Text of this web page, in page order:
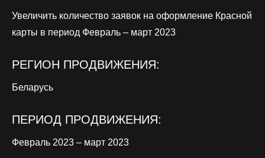
Увеличить количество заявок на оформление Красной
карты в период Февраль – март 2023
РЕГИОН ПРОДВИЖЕНИЯ:
Беларусь
ПЕРИОД ПРОДВИЖЕНИЯ:
Февраль 2023 – март 2023